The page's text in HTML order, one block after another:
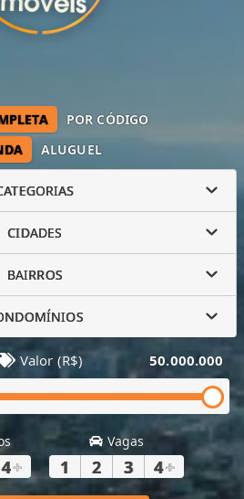
ALUGUEL
POR CÓDIGO
CIDADES
BAIRROS
Valor (R$) 50.000.000
4+
Vagas
1 2 3 4+